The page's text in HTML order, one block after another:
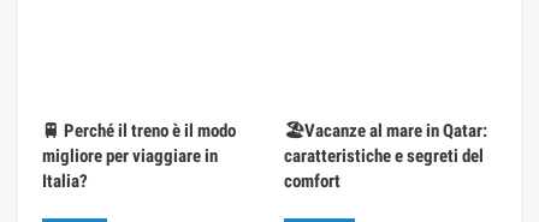
🚆 Perché il treno è il modo
migliore per viaggiare in
Italia?
🏖️Vacanze al mare in Qatar:
caratteristiche e segreti del
comfort